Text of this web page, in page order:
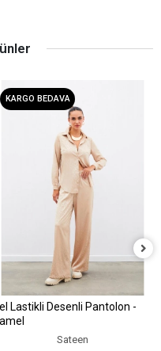
KARGO BEDAVA
Sepete Ekle
Lastikli Desenli Pantolon -
Sateen